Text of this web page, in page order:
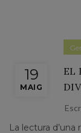
19
MAIG
EL
La lectura